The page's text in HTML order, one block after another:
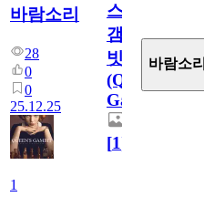
바람소리
28
0
0
25.12.25
1
스
갬
빗
(Queen’s
Gambit)
[1]
바람소리